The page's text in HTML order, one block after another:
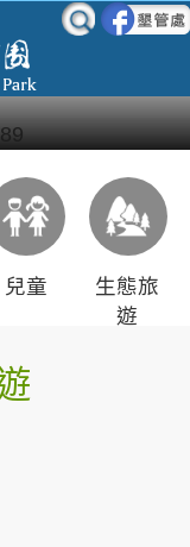
兒童
生態旅
遊